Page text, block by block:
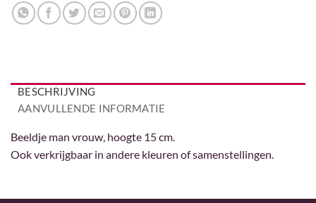
BESCHRIJVING
AANVULLENDE INFORMATIE
Beeldje man vrouw, hoogte 15 cm.
Ook verkrijgbaar in andere kleuren of samenstellingen.